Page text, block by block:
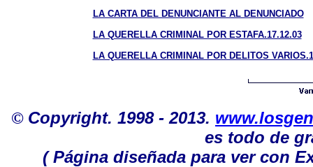
LA CARTA DEL DENUNCIANTE AL DENUNCIADO
LA QUERELLA CRIMINAL POR ESTAFA.17.12.03
LA QUERELLA CRIMINAL POR DELITOS
© Copyright. 1998 - 2013.
es todo de
( Página diseñada para ver con